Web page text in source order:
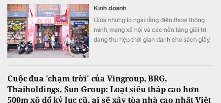
Kinh doanh
Giữa những lo ngại rằng điện thoại thông
minh, mạng xã hội và các nền tảng giải trí
đang thu hẹp thời gian dành cho sách giấy,
Cuộc đua 'chạm trời' của Vingroup, BRG,
Thaiholdings, Sun Group: Loạt siêu tháp cao hơn
500m xô đổ kỷ lục cũ, ai sẽ xây tòa nhà cao nhất Việt